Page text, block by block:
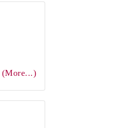
(More...)